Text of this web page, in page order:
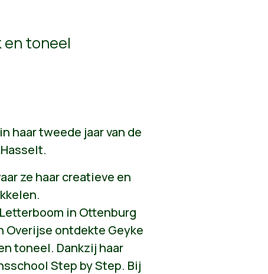
en toneel
haar tweede jaar van de
ze haar creatieve en
in Ottenburg
ontdekte Geyke
toneel. Dankzij haar
Step by Step. Bij